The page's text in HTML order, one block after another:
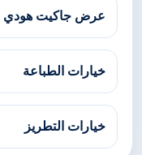
عرض جاكيت هودي
خيارات الطباعة
خيارات التطريز